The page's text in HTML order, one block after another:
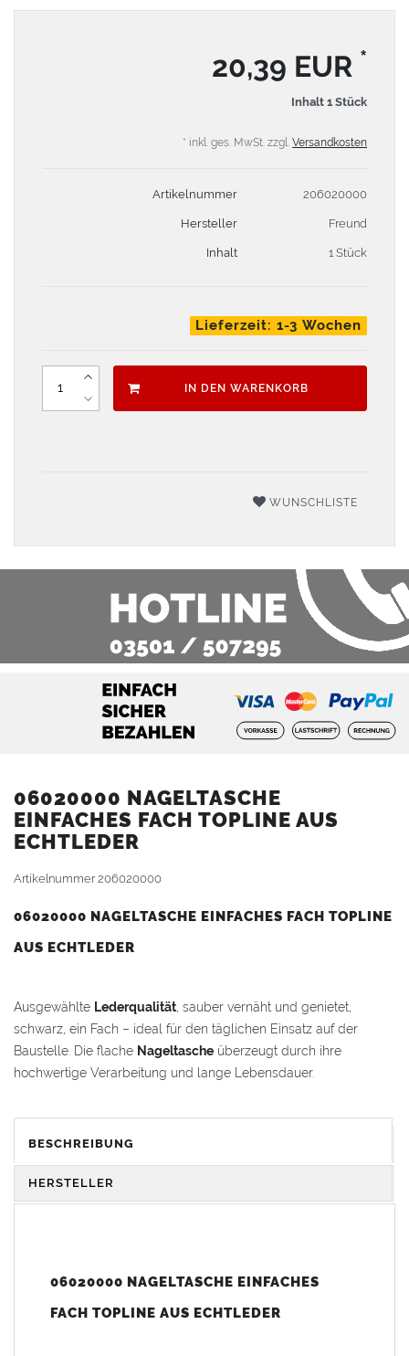
20,39 EUR *
Inhalt 1 Stück
* inkl. ges. MwSt. zzgl. Versandkosten
Artikelnummer 206020000
Hersteller Freund
Inhalt 1 Stück
Lieferzeit: 1-3 Wochen
IN DEN WARENKORB
WUNSCHLISTE
06020000 NAGELTASCHE
EINFACHES FACH TOPLINE AUS
ECHTLEDER
Artikelnummer206020000
06020000 NAGELTASCHE EINFACHES FACH TOPLINE
AUS ECHTLEDER
Ausgewählte Lederqualität, sauber vernäht und genietet,
schwarz, ein Fach – ideal für den täglichen Einsatz auf der
Baustelle. Die flache Nageltasche überzeugt durch ihre
hochwertige Verarbeitung und lange Lebensdauer.
VORTEILE & KOMFORT
Haltbar: Strapazierfähiges
Qualitativ: HochwertigeTOPLINE-Qualität
Gewicht: 0,15 kg
BESCHREIBUNG
HERSTELLER
06020000 NAGELTASCHE EINFACHES
FACH TOPLINE AUS ECHTLEDER